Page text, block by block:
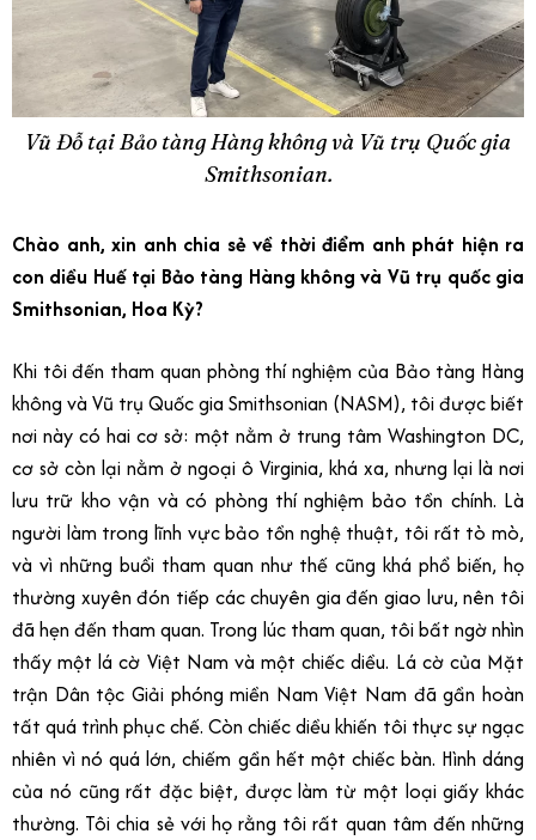
Vũ Đỗ tại Bảo tàng Hàng không và Vũ trụ Quốc gia
Smithsonian.
Chào anh, xin anh chia sẻ về thời điểm anh phát hiện ra
con diều Huế tại Bảo tàng Hàng không và Vũ trụ quốc gia
Smithsonian, Hoa Kỳ?
Khi tôi đến tham quan phòng thí nghiệm của Bảo tàng Hàng
không và Vũ trụ Quốc gia Smithsonian (NASM), tôi được biết
nơi này có hai cơ sở: một nằm ở trung tâm Washington DC,
cơ sở còn lại nằm ở ngoại ô Virginia, khá xa, nhưng lại là nơi
lưu trữ kho vận và có phòng thí nghiệm bảo tồn chính. Là
người làm trong lĩnh vực bảo tồn nghệ thuật, tôi rất tò mò,
và vì những buổi tham quan như thế cũng khá phổ biến, họ
thường xuyên đón tiếp các chuyên gia đến giao lưu, nên tôi
đã hẹn đến tham quan. Trong lúc tham quan, tôi bất ngờ nhìn
thấy một lá cờ Việt Nam và một chiếc diều. Lá cờ của Mặt
trận Dân tộc Giải phóng miền Nam Việt Nam đã gần hoàn
tất quá trình phục chế. Còn chiếc diều khiến tôi thực sự ngạc
nhiên vì nó quá lớn, chiếm gần hết một chiếc bàn. Hình dáng
của nó cũng rất đặc biệt, được làm từ một loại giấy khác
thường. Tôi chia sẻ với họ rằng tôi rất quan tâm đến những